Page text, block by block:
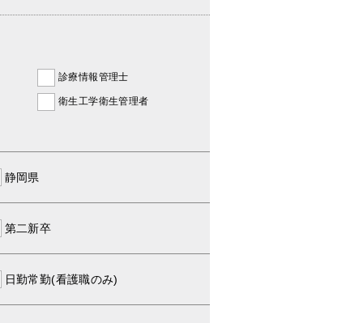
診療情報管理士
衛生工学衛生管理者
静岡県
第二新卒
日勤常勤(看護職のみ)